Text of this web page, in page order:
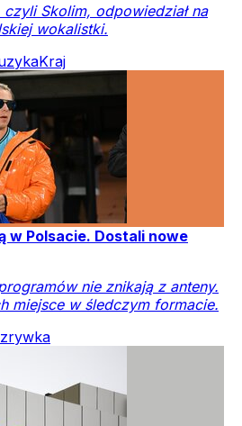
Skolim, odpowiedział na
wokalistki.
Kraj
w Polsacie. Dostali nowe
nie znikają z anteny.
miejsce w śledczym formacie.